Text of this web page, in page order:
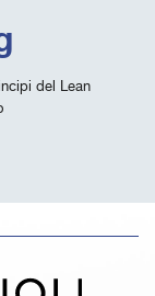
del Lean